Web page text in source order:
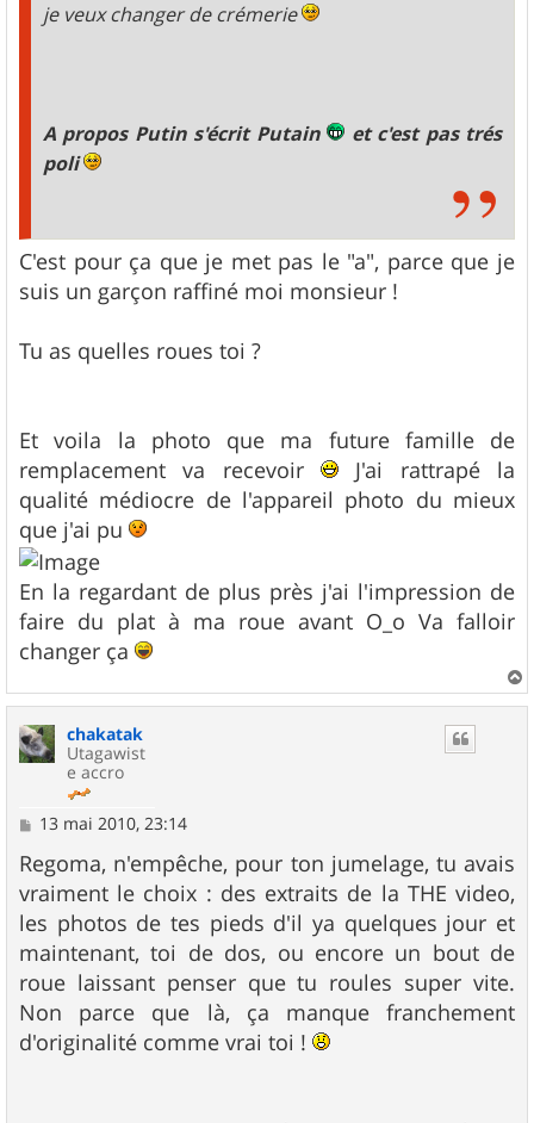
je veux changer de crémerie
A propos Putin s'écrit Putain
et c'est pas trés
poli
C'est pour ça que je met pas le "a", parce que je
suis un garçon raffiné moi monsieur !
Tu as quelles roues toi ?
Et voila la photo que ma future famille de
remplacement va recevoir
J'ai rattrapé la
qualité médiocre de l'appareil photo du mieux
que j'ai pu
En la regardant de plus près j'ai l'impression de
faire du plat à ma roue avant O_o Va falloir
changer ça
a
chakatak
Utagawist
e accro
M
s
s
a
g
e
13 mai 2010, 23:14
Regoma, n'empêche, pour ton jumelage, tu avais
vraiment le choix : des extraits de la THE video,
les photos de tes pieds d'il ya quelques jour et
maintenant, toi de dos, ou encore un bout de
roue laissant penser que tu roules super vite.
Non parce que là, ça manque franchement
d'originalité comme vrai toi !